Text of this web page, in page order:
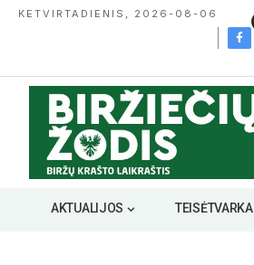
KETVIRTADIENIS, 2026-08-06
AKTUALIJOS TEISĖTVARKA